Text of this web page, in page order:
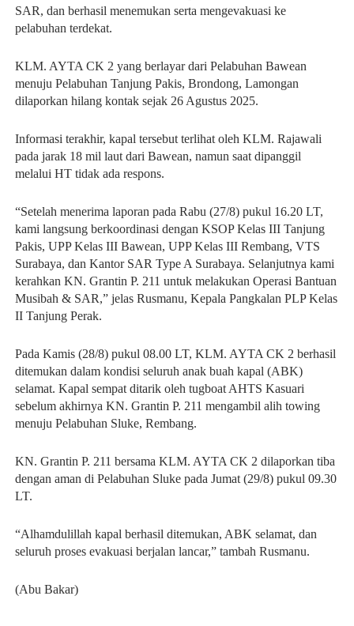
SAR, dan berhasil menemukan serta mengevakuasi ke
pelabuhan terdekat.
KLM. AYTA CK 2 yang berlayar dari Pelabuhan Bawean
menuju Pelabuhan Tanjung Pakis, Brondong, Lamongan
dilaporkan hilang kontak sejak 26 Agustus 2025.
Informasi terakhir, kapal tersebut terlihat oleh KLM. Rajawali
pada jarak 18 mil laut dari Bawean, namun saat dipanggil
melalui HT tidak ada respons.
“Setelah menerima laporan pada Rabu (27/8) pukul 16.20 LT,
kami langsung berkoordinasi dengan KSOP Kelas III Tanjung
Pakis, UPP Kelas III Bawean, UPP Kelas III Rembang, VTS
Surabaya, dan Kantor SAR Type A Surabaya. Selanjutnya kami
kerahkan KN. Grantin P. 211 untuk melakukan Operasi Bantuan
Musibah & SAR,” jelas Rusmanu, Kepala Pangkalan PLP Kelas
II Tanjung Perak.
Pada Kamis (28/8) pukul 08.00 LT, KLM. AYTA CK 2 berhasil
ditemukan dalam kondisi seluruh anak buah kapal (ABK)
selamat. Kapal sempat ditarik oleh tugboat AHTS Kasuari
sebelum akhirnya KN. Grantin P. 211 mengambil alih towing
menuju Pelabuhan Sluke, Rembang.
KN. Grantin P. 211 bersama KLM. AYTA CK 2 dilaporkan tiba
dengan aman di Pelabuhan Sluke pada Jumat (29/8) pukul 09.30
LT.
“Alhamdulillah kapal berhasil ditemukan, ABK selamat, dan
seluruh proses evakuasi berjalan lancar,” tambah Rusmanu.
(Abu Bakar)